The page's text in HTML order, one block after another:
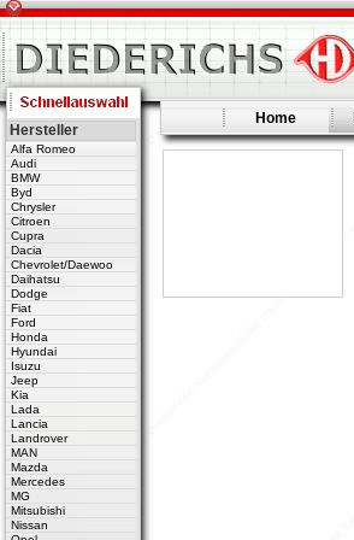
Home
Hersteller
Alfa Romeo
Audi
BMW
Byd
Chrysler
Citroen
Cupra
Dacia
Chevrolet/Daewoo
Daihatsu
Dodge
Fiat
Ford
Honda
Hyundai
Isuzu
Jeep
Kia
Lada
Lancia
Landrover
MAN
Mazda
Mercedes
MG
Mitsubishi
Nissan